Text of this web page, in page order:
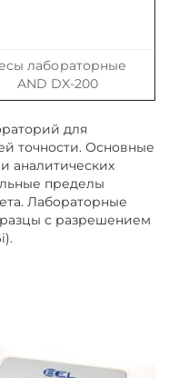
лабораторные
AND DX-200
для
точности. Основные
аналитических
пределы
Лабораторные
с разрешением